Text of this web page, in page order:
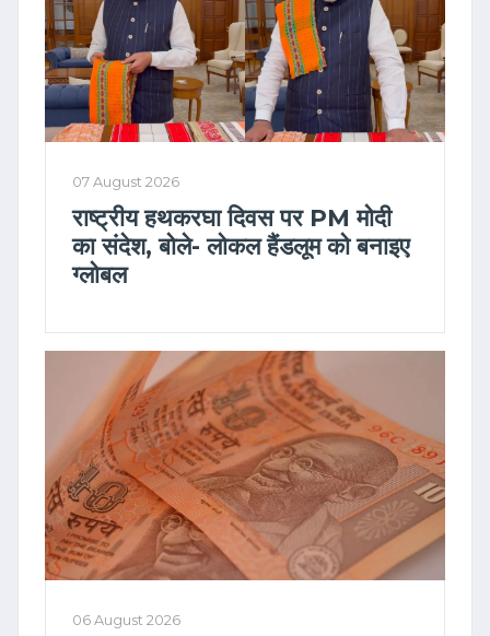
07 August 2026
राष्ट्रीय हथकरघा दिवस पर PM मोदी
का संदेश, बोले- लोकल हैंडलूम को बनाइए
ग्लोबल
06 August 2026